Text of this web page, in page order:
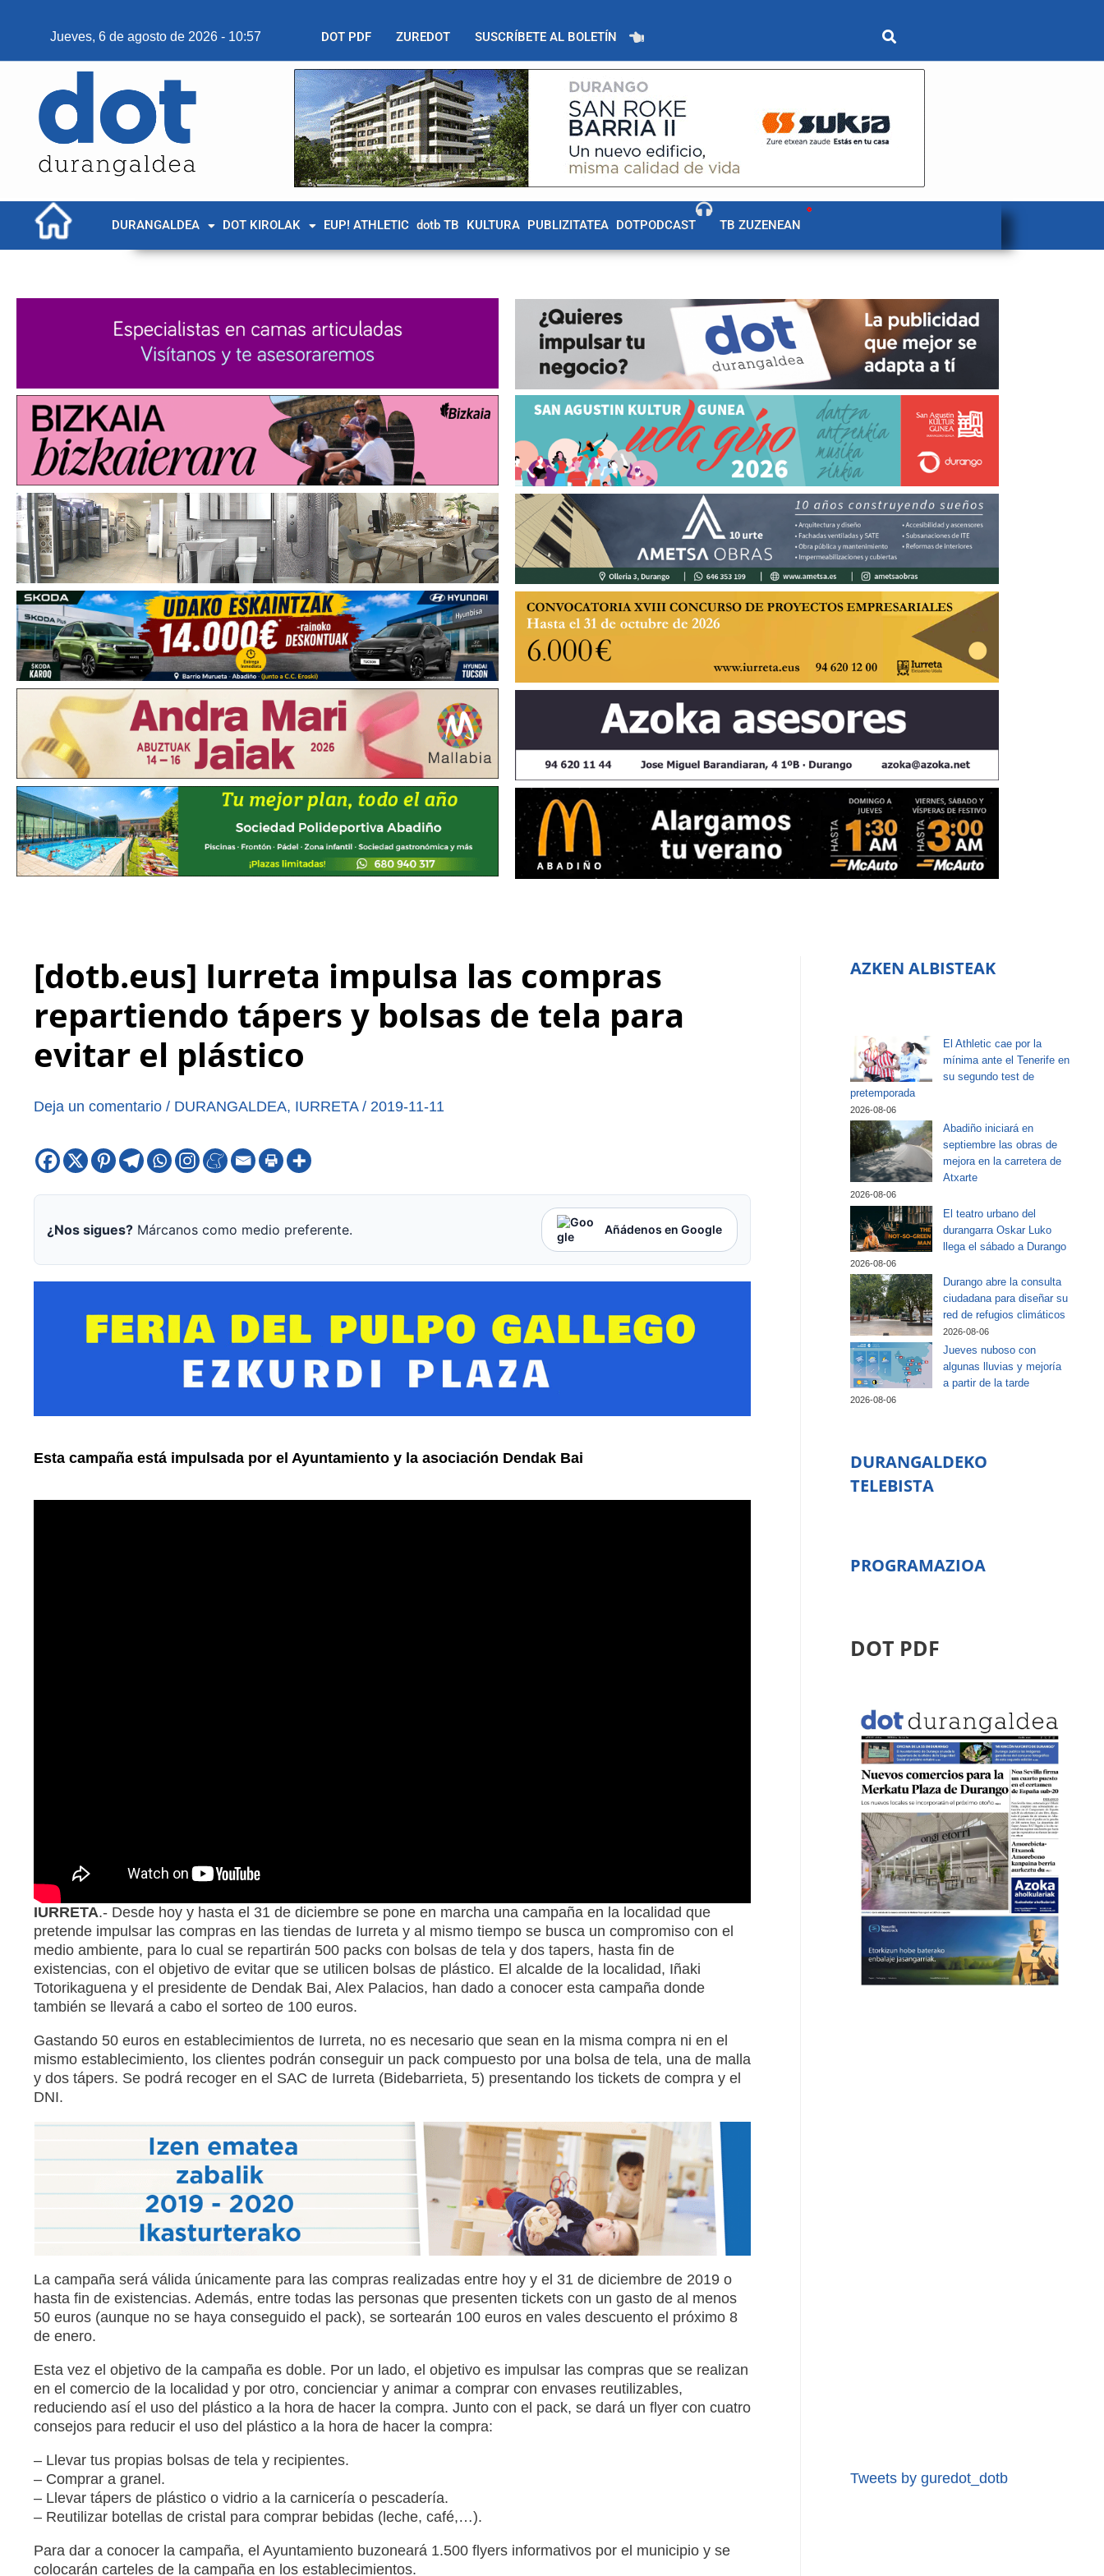
Jueves, 6 de agosto de 2026 - 10:57 DOT PDF ZUREDOT SUSCRÍBETE AL BOLETÍN
DURANGALDEA DOT KIROLAK EUP! ATHLETIC dotb TB KULTURA PUBLIZITATEA DOTPODCAST TB ZUZENEAN
[dotb.eus] Iurreta impulsa las compras
repartiendo tápers y bolsas de tela para
evitar el plástico
Deja un comentario / DURANGALDEA, IURRETA/ 2019-11-11
¿Nos sigues?Márcanos como medio preferente. Añádenos en Google
Esta campaña está impulsada por el Ayuntamiento y la asociación Dendak Bai
IURRETA.- Desde hoy y hasta el 31 de diciembre se pone en marcha una campaña en la localidad que
pretende impulsar las compras en las tiendas de Iurreta y al mismo tiempo se busca un compromiso con el
medio ambiente, para lo cual se repartirán 500 packs con bolsas de tela y dos tapers, hasta fin de
existencias, con el objetivo de evitar que se utilicen bolsas de plástico. El alcalde de la localidad, Iñaki
Totorikaguena y el presidente de Dendak Bai, Alex Palacios, han dado a conocer esta campaña donde
también se llevará a cabo el sorteo de 100 euros.
Gastando 50 euros en establecimientos de Iurreta, no es necesario que sean en la misma compra ni en el
mismo establecimiento, los clientes podrán conseguir un pack compuesto por una bolsa de tela, una de malla
y dos tápers. Se podrá recoger en el SAC de Iurreta (Bidebarrieta, 5) presentando los tickets de compra y el
DNI.
La campaña será válida únicamente para las compras realizadas entre hoy y el 31 de diciembre de 2019 o
hasta fin de existencias. Además, entre todas las personas que presenten tickets con un gasto de al menos
50 euros (aunque no se haya conseguido el pack), se sortearán 100 euros en vales descuento el próximo 8
de enero.
Esta vez el objetivo de la campaña es doble. Por un lado, el objetivo es impulsar las compras que se realizan
en el comercio de la localidad y por otro, concienciar y animar a comprar con envases reutilizables,
reduciendo así el uso del plástico a la hora de hacer la compra. Junto con el pack, se dará un flyer con cuatro
consejos para reducir el uso del plástico a la hora de hacer la compra:
– Llevar tus propias bolsas de tela y recipientes.
– Comprar a granel.
– Llevar tápers de plástico o vidrio a la carnicería o pescadería.
– Reutilizar botellas de cristal para comprar bebidas (leche, café,…).
Para dar a conocer la campaña, el Ayuntamiento buzoneará 1.500 flyers informativos por el municipio y se
colocarán carteles de la campaña en los establecimientos.
AZKEN ALBISTEAK
El Athletic cae por la
mínima ante el Tenerife en
su segundo test de
pretemporada
2026-08-06
Abadiño iniciará en
septiembre las obras de
mejora en la carretera de
Atxarte
2026-08-06
El teatro urbano del
durangarra Oskar Luko
llega el sábado a Durango
2026-08-06
Durango abre la consulta
ciudadana para diseñar su
red de refugios climáticos
2026-08-06
Jueves nuboso con
algunas lluvias y mejoría
a partir de la tarde
2026-08-06
DURANGALDEKO
TELEBISTA
PROGRAMAZIOA
DOT PDF
Tweets by guredot_dotb